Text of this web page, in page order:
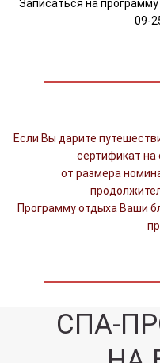
Записаться на
09-
Если Вы дарите
сертификат на
от размера
Программу отдыха Ваши
СПА-